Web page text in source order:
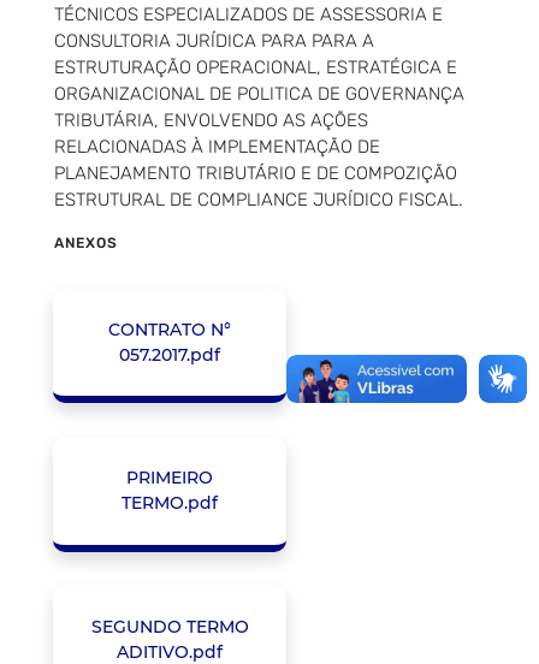
TÉCNICOS ESPECIALIZADOS DE ASSESSORIA E
CONSULTORIA JURÍDICA PARA PARA A
ESTRUTURAÇÃO OPERACIONAL, ESTRATÉGICA E
ORGANIZACIONAL DE POLITICA DE GOVERNANÇA
TRIBUTÁRIA, ENVOLVENDO AS AÇÕES
RELACIONADAS À IMPLEMENTAÇÃO DE
PLANEJAMENTO TRIBUTÁRIO E DE COMPOZIÇÃO
ESTRUTURAL DE COMPLIANCE JURÍDICO FISCAL.
ANEXOS
CONTRATO N°
057.2017.pdf
PRIMEIRO
TERMO.pdf
SEGUNDO TERMO
ADITIVO.pdf